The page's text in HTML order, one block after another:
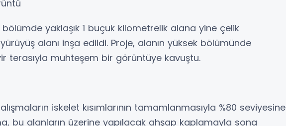
yaklaşık 1 buçuk kilometrelik alana yine çelik
alanı inşa edildi. Proje, alanın yüksek bölümünde
terasıyla muhteşem bir görüntüye kavuştu.
iskelet kısımlarının tamamlanmasıyla %80 seviyesine
bu alanların üzerine yapılacak ahşap kaplamayla sona